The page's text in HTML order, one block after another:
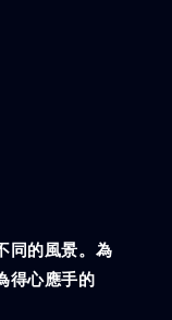
同的風景。為
得心應手的